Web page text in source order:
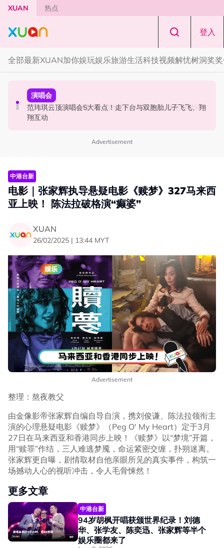
Skip to main content
XUAN 热点
登入
全部最新XUAN加你娱玩娱乐旅游生活科技视频解忧树洞奖
国际星闻
BLACKPINK十周年活动被批太仓促！Jisoo罕见哭泣 当众
落泪道歉！
演唱会
范玮琪云顶演唱会5大看点！走下台与双胞胎儿子飞飞、翔
翔互动
演唱会
范玮琪云顶开唱哽咽了！感性告白大马粉丝：我想继续唱
下去
Advertisement
中港台新
电影｜张家辉执导悬疑电影《赎梦》327马来西
亚上映！ 陈法拉破格演“癫婆”
XUAN
26/02/2025 | 13:44 MYT
Advertisement
整理：熬夜教父
由金像影帝张家辉自编自导自演，携刘俊谦、陈法拉领衔主
演的心理悬疑电影《赎梦》（Peg O' My Heart）定于3月
27日在马来西亚和香港同步上映！《赎梦》以“梦境”开篇，
用“赎罪”作结，三人难逃梦魇，命运紧密交缠，扑朔迷离。
张家辉更自曝，剧情取材自他亲眼所见的真实事件，构筑一
场撼动人心的视听冲击，令人毛骨悚然！
更多文章
中港台新
94岁胡枫开唱获颁世界纪录！刘德
华、张学友、陈奕迅、张家辉等半个
娱乐圈都来了